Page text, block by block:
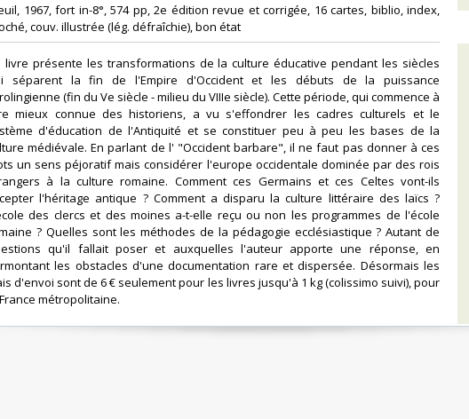
1967, fort in-8°, 574 pp, 2e édition revue et corrigée, 16 cartes, biblio, index,
couv. illustrée (lég. défraîchie), bon état‎
livre présente les transformations de la culture éducative pendant les siècles
séparent la fin de l'Empire d'Occident et les débuts de la puissance
(fin du Ve siècle - milieu du VIIIe siècle). Cette période, qui commence à
mieux connue des historiens, a vu s'effondrer les cadres culturels et le
d'éducation de l'Antiquité et se constituer peu à peu les bases de la
médiévale. En parlant de l' "Occident barbare", il ne faut pas donner à ces
un sens péjoratif mais considérer l'europe occidentale dominée par des rois
à la culture romaine. Comment ces Germains et ces Celtes vont-ils
l'héritage antique ? Comment a disparu la culture littéraire des laïcs ?
des clercs et des moines a-t-elle reçu ou non les programmes de l'école
? Quelles sont les méthodes de la pédagogie ecclésiastique ? Autant de
qu'il fallait poser et auxquelles l'auteur apporte une réponse, en
les obstacles d'une documentation rare et dispersée. Désormais les
d'envoi sont de 6 € seulement pour les livres jusqu'à 1 kg (colissimo suivi), pour
métropolitaine.‎